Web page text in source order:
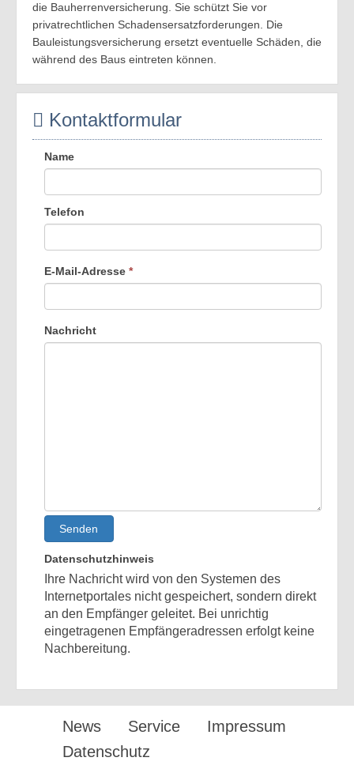
die Bauherrenversicherung. Sie schützt Sie vor
privatrechtlichen Schadensersatzforderungen. Die
Bauleistungsversicherung ersetzt eventuelle Schäden, die
während des Baus eintreten können.
Kontaktformular
Name
Telefon
E-Mail-Adresse *
Nachricht
Senden
Datenschutzhinweis
Ihre Nachricht wird von den Systemen des
Internetportales nicht gespeichert, sondern direkt
an den Empfänger geleitet. Bei unrichtig
eingetragenen Empfängeradressen erfolgt keine
Nachbereitung.
News Service
Impressum
Datenschutz